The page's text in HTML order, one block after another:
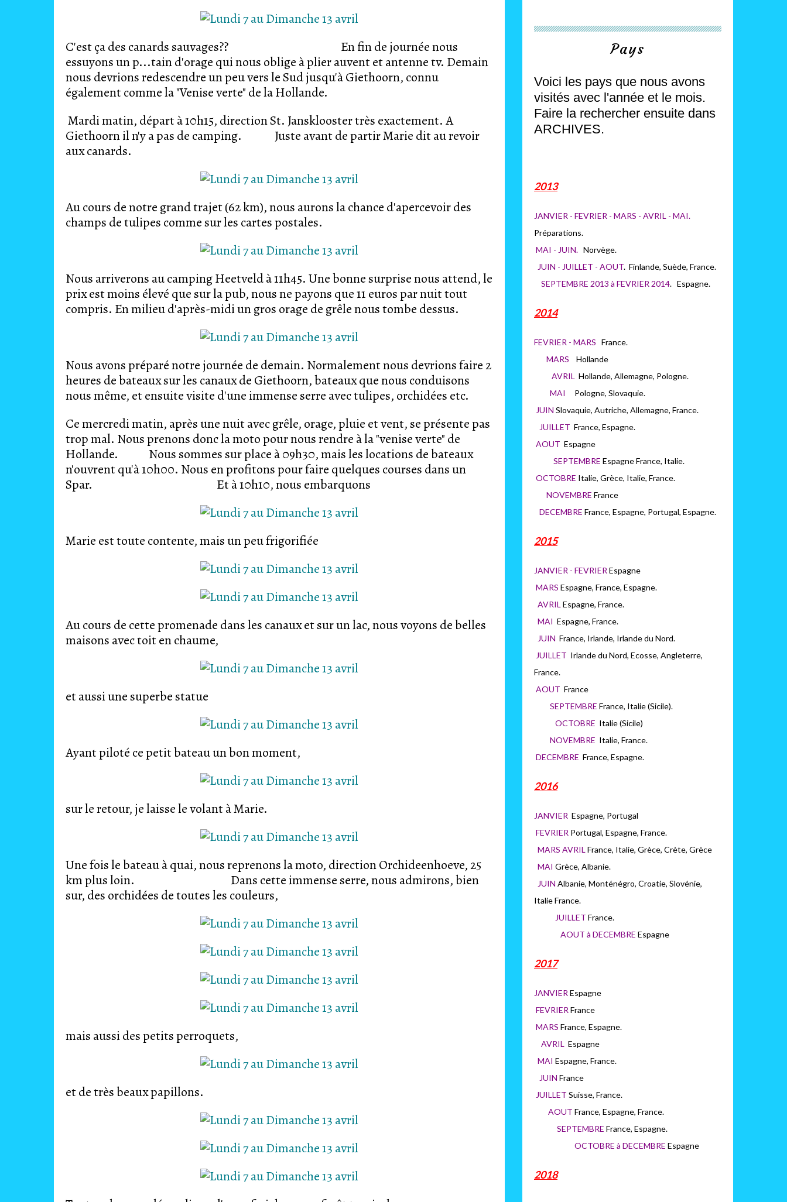
C'est ça des canards sauvages?? En fin de journée nous
essuyons un p...tain d'orage qui nous oblige à plier auvent et antenne tv. Demain
nous devrions redescendre un peu vers le Sud jusqu'à Giethoorn, connu
également comme la "Venise verte" de la Hollande.
Mardi matin, départ à 10h15, direction St. Jansklooster très exactement. A
Giethoorn il n'y a pas de camping. Juste avant de partir Marie dit au revoir
aux canards.
Au cours de notre grand trajet (62 km), nous aurons la chance d'apercevoir des
champs de tulipes comme sur les cartes postales.
Nous arriverons au camping Heetveld à 11h45. Une bonne surprise nous attend, le
prix est moins élevé que sur la pub, nous ne payons que 11 euros par nuit tout
compris. En milieu d'après-midi un gros orage de grêle nous tombe dessus.
Nous avons préparé notre journée de demain. Normalement nous devrions faire 2
heures de bateaux sur les canaux de Giethoorn, bateaux que nous conduisons
nous même, et ensuite visite d'une immense serre avec tulipes, orchidées etc.
Ce mercredi matin, après une nuit avec grêle, orage, pluie et vent, se présente pas
trop mal. Nous prenons donc la moto pour nous rendre à la "venise verte" de
Hollande. Nous sommes sur place à 09h30, mais les locations de bateaux
n'ouvrent qu'à 10h00. Nous en profitons pour faire quelques courses dans un
Spar. Et à 10h10, nous embarquons
Marie est toute contente, mais un peu frigorifiée
Au cours de cette promenade dans les canaux et sur un lac, nous voyons de belles
maisons avec toit en chaume,
et aussi une superbe statue
Ayant piloté ce petit bateau un bon moment,
sur le retour, je laisse le volant à Marie.
Une fois le bateau à quai, nous reprenons la moto, direction Orchideenhoeve, 25
km plus loin. Dans cette immense serre, nous admirons, bien
sur, des orchidées de toutes les couleurs,
mais aussi des petits perroquets,
et de très beaux papillons.
Pays
Voici les pays que nous avons
visités avec l'année et le mois.
Faire la rechercher ensuite dans
ARCHIVES.
2013
JANVIER - FEVRIER - MARS - AVRIL - MAI.
Préparations.
MAI - JUIN. Norvège.
JUIN - JUILLET - AOUT. Finlande, Suède, France.
SEPTEMBRE 2013 à FEVRIER 2014. Espagne.
2014
FEVRIER - MARS France.
MARS Hollande
AVRIL Hollande, Allemagne, Pologne.
MAI
Pologne, Slovaquie.
JUIN Slovaquie, Autriche, Allemagne, France.
JUILLET France, Espagne.
AOUT Espagne
SEPTEMBRE Espagne France, Italie.
OCTOBRE Italie, Grèce, Italie, France.
NOVEMBRE France
DECEMBRE France, Espagne, Portugal, Espagne.
2015
JANVIER - FEVRIER Espagne
MARS Espagne, France, Espagne.
AVRIL Espagne, France.
MAI Espagne, France.
JUIN France, Irlande, Irlande du Nord.
JUILLET Irlande du Nord, Ecosse, Angleterre,
France.
AOUT France
SEPTEMBRE France, Italie (Sicile).
OCTOBRE Italie (Sicile)
NOVEMBRE Italie, France.
DECEMBRE France, Espagne.
2016
JANVIER Espagne, Portugal
FEVRIER Portugal, Espagne, France.
MARS AVRIL France, Italie, Grèce, Crète, Grèce
MAI Grèce, Albanie.
JUIN Albanie, Monténégro, Croatie, Slovénie,
Italie France.
JUILLET France.
AOUT à DECEMBRE Espagne
2017
JANVIER Espagne
FEVRIER France
MARS France, Espagne.
AVRIL Espagne
MAI Espagne, France.
JUIN France
JUILLET Suisse, France.
AOUT France, Espagne, France.
SEPTEMBRE France, Espagne.
OCTOBRE à DECEMBRE Espagne
2018